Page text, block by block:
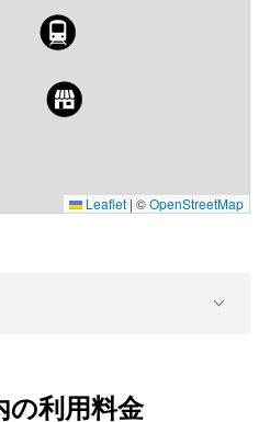
Leaflet | ©OpenStreetMap
の利用料金